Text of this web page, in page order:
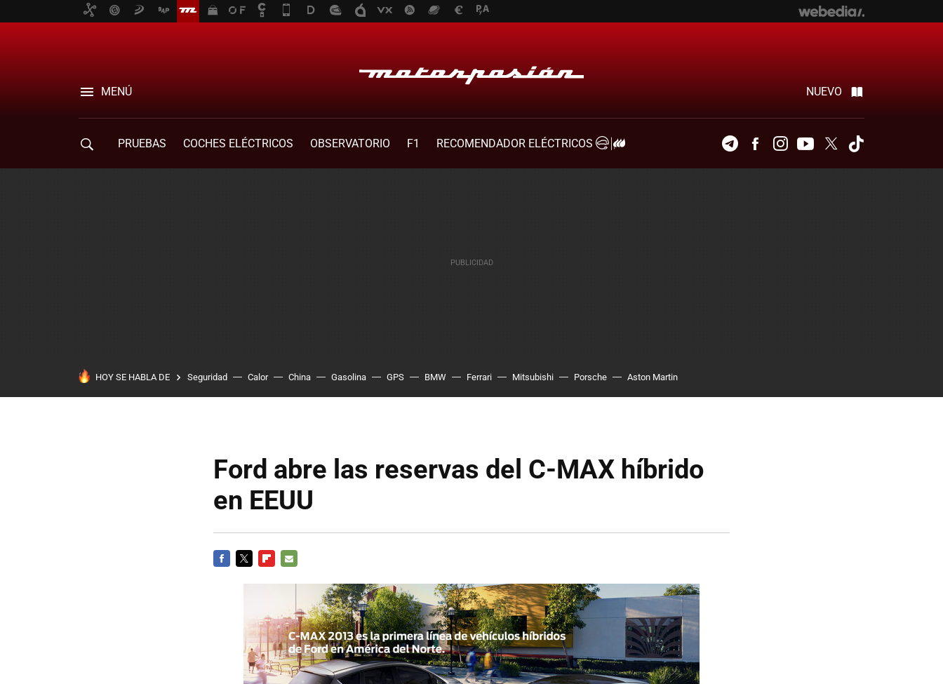
MENÚ NUEVO
PRUEBAS COCHES ELÉCTRICOS OBSERVATORIO F1
RECOMENDADOR ELÉCTRICOS
TelegramFacebookInstagramYoutubeTwitter
HOY SE HABLA DE Seguridad Calor China Gasolina GPS BMW Ferrari Mitsubishi Porsche Aston Martin
Ford abre las reservas del C-MAX híbrido
en EEUU